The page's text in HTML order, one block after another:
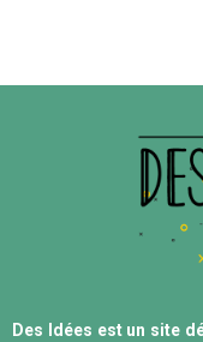
Des Idées est un site